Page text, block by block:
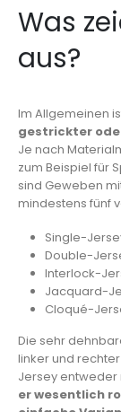
Was
aus?
Im Allgemeinen
gestrickter
Je nach
zum Beispiel für
sind Geweben
mindestens fünf
Single-
Double-
Interlock-
Jacquard-
Cloqué-
Die sehr
linker und
Jersey entweder
er wesentlich